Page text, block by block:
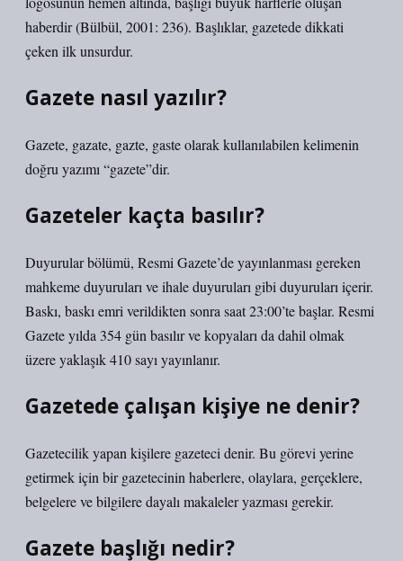
haberdir (Bülbül, 2001: 236). Başlıklar, gazetede dikkati
çeken ilk unsurdur.
Gazete nasıl yazılır?
Gazete, gazate, gazte, gaste olarak kullanılabilen kelimenin
doğru yazımı “gazete”dir.
Gazeteler kaçta basılır?
Duyurular bölümü, Resmi Gazete’de yayınlanması gereken
mahkeme duyuruları ve ihale duyuruları gibi duyuruları içerir.
Baskı, baskı emri verildikten sonra saat 23:00’te başlar. Resmi
Gazete yılda 354 gün basılır ve kopyaları da dahil olmak
üzere yaklaşık 410 sayı yayınlanır.
Gazetede çalışan kişiye ne denir?
Gazetecilik yapan kişilere gazeteci denir. Bu görevi yerine
getirmek için bir gazetecinin haberlere, olaylara, gerçeklere,
belgelere ve bilgilere dayalı makaleler yazması gerekir.
Gazete başlığı nedir?